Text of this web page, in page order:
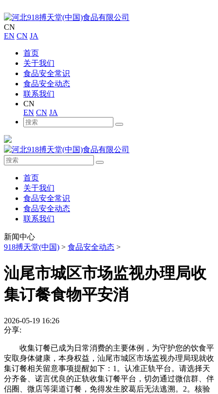
CN
EN CN JA
首页
关于我们
食品安全常识
食品安全动态
联系我们
CN
EN CN JA
首页
关于我们
食品安全常识
食品安全动态
联系我们
新闻中心
918搏天堂(中国) > 食品安全动态 >
汕尾市城区市场监视办理局收
集订餐食物平安消
2026-05-19 16:26
分享:
收集订餐已成为日常消费的主要体例，为守护您的饮食平
安取身体健康，本身权益，汕尾市城区市场监视办理局现就收
集订餐相关留意事项提醒如下：1。认准正轨平台。请选择天
分齐备、诺言优良的正轨收集订餐平台，切勿通过微信群、伴
侣圈、微店等渠道订餐，免得发生胶葛后无法逃溯。2。核验